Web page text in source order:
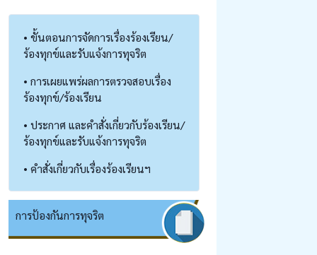
• ขั้นตอนการจัดการเรื่องร้องเรียน/
ร้องทุกข์และรับแจ้งการทุจริต
• การเผยแพร่ผลการตรวจสอบเรื่อง
ร้องทุกข์/ร้องเรียน
• ประกาศ และคำสั่งเกี่ยวกับร้องเรียน/
ร้องทุกข์และรับแจ้งการทุจริต
• คำสั่งเกี่ยวกับเรื่องร้องเรียนฯ
การป้องกันการทุจริต